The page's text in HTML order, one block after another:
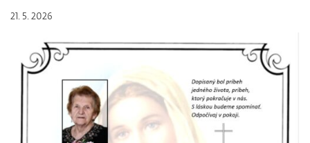
21. 5. 2026